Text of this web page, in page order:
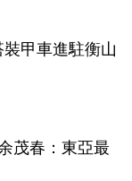
甲車進駐衡山
茂春：東亞最